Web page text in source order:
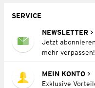
SERVICE
NEWSLETTER
Jetzt
mehr verpassen!
MEIN KONTO
Exklusive